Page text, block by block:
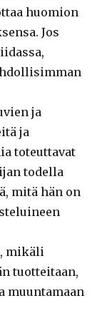
huomion
Jos
ja
ja
toteuttavat
todella
mitä hän on
mikäli
tuotteitaan,
muuntamaan